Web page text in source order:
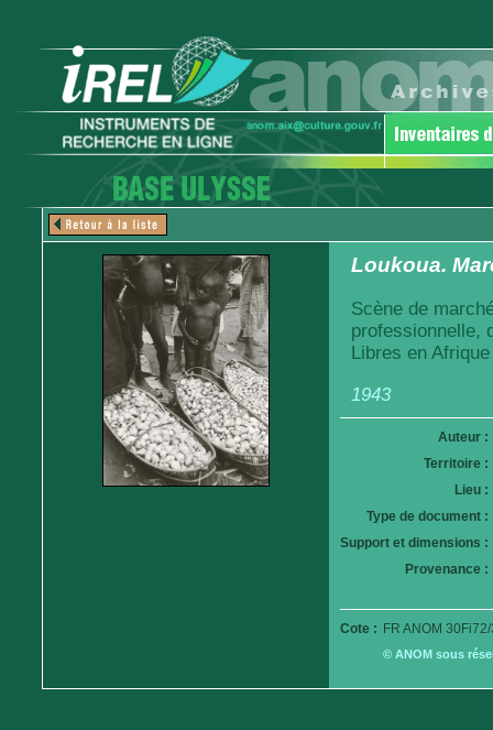
Loukoua.
Scène de
professionnelle,
Libres en
1943
Auteur :
Territoire :
Lieu :
Type de document :
Support et dimensions :
Provenance :
Cote : FR ANOM
© ANOM sous